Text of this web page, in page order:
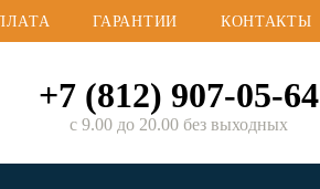
ГАРАНТИИ КОНТАКТЫ
+7 (812) 907-05-64
с 9.00 до 20.00 без выходных